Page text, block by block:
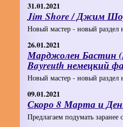
31.01.2021
Jim Shore / Джим
Новый мастер - новый раздел
26.01.2021
Марджолен Бастин
Bayreuth немецкий
Новый мастер - новый раздел
09.01.2021
Скоро 8 Марта и
Предлагаем подумать заранее